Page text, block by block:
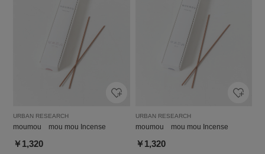
URBAN RESEARCH
moumou mou mou Incense
￥1,320
URBAN RESEARCH
moumou mou mou Incense
￥1,320